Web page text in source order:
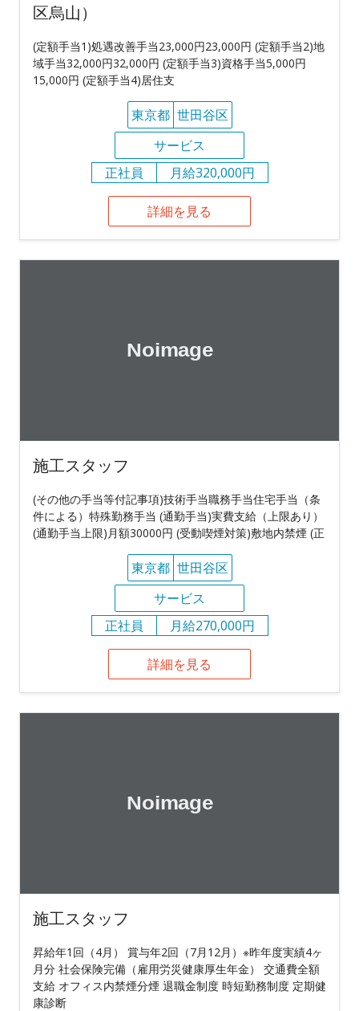
区烏山）
(定額手当1)処遇改善手当23,000円23,000円 (定額手当2)地
域手当32,000円32,000円 (定額手当3)資格手当5,000円
15,000円 (定額手当4)居住支
東京都 世田谷区
サービス
正社員
月給320,000円
詳細を見る
施工スタッフ
(その他の手当等付記事項)技術手当職務手当住宅手当（条
件による）特殊勤務手当 (通勤手当)実費支給（上限あり）
(通勤手当上限)月額30000円 (受動喫煙対策)敷地内禁煙 (正
東京都 世田谷区
サービス
正社員
月給270,000円
詳細を見る
施工スタッフ
昇給年1回（4月） 賞与年2回（7月12月）※昨年度実績4ヶ
月分 社会保険完備（雇用労災健康厚生年金） 交通費全額
支給 オフィス内禁煙分煙 退職金制度 時短勤務制度 定期健
康診断